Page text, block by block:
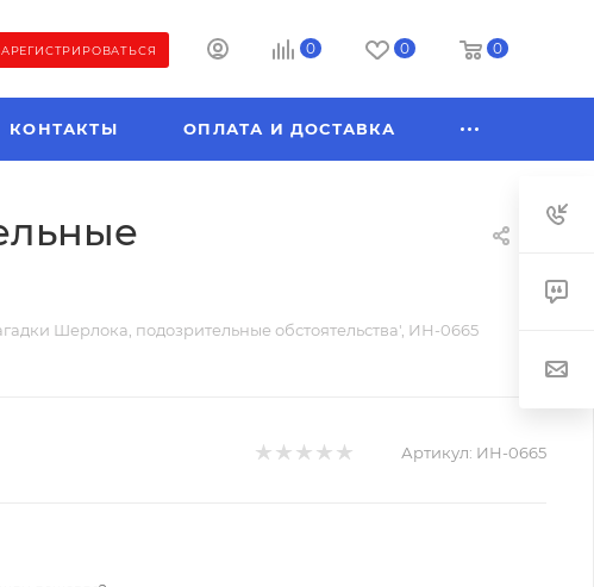
0 0 0
КОНТАКТЫ ОПЛАТА И ДОСТАВКА
Шерлока, подозрительные обстоятельства', ИН-0665
Артикул: ИН-0665